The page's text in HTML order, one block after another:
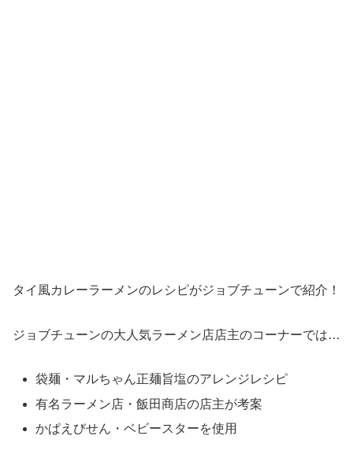
タイ風カレーラーメンのレシピがジョブチューンで紹介！
ジョブチューンの大人気ラーメン店店主のコーナーでは…
袋麺・マルちゃん正麺旨塩のアレンジレシピ
有名ラーメン店・飯田商店の店主が考案
かぱえびせん・ベビースターを使用